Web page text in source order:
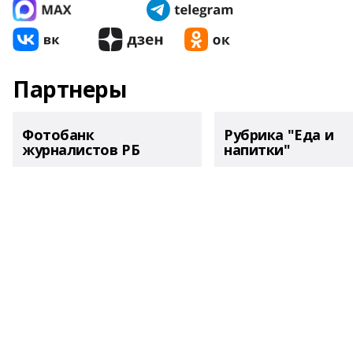
Партнеры
Фотобанк
журналистов РБ
Рубрика "Еда и
напитки"